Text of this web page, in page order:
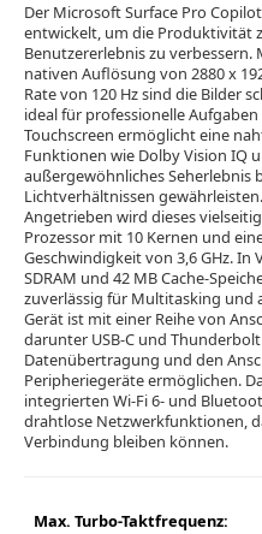
Der Microsoft Surface Pro
entwickelt, um die Produktivität
Benutzererlebnis zu
nativen Auflösung von 2880 x
Rate von 120 Hz sind die Bilder
ideal für professionelle
Touchscreen ermöglicht eine
Funktionen wie Dolby Vision IQ
außergewöhnliches Seherlebnis
Lichtverhältnissen gewährleisten.
Angetrieben wird dieses
Prozessor mit 10 Kernen und
Geschwindigkeit von 3,6 GHz. In
SDRAM und 42 MB Cache-
zuverlässig für Multitasking und
Gerät ist mit einer Reihe von
darunter USB-C und
Datenübertragung und den
Peripheriegeräte ermöglichen.
integrierten Wi-Fi 6- und
drahtlose Netzwerkfunktionen,
Verbindung bleiben können.
Max. Turbo-Taktfrequenz: